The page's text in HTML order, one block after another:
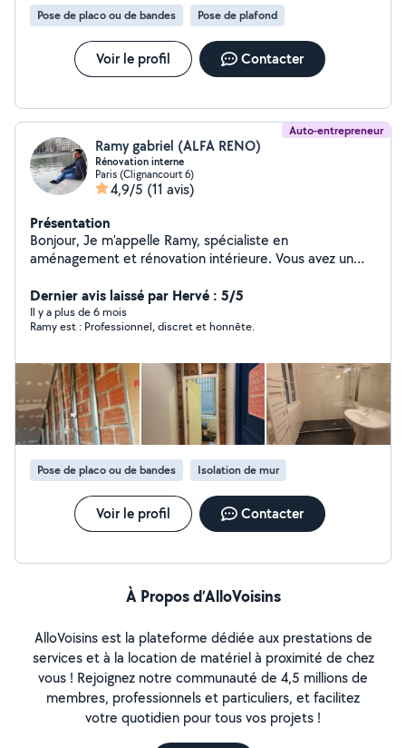
Pose de placo ou de bandes Pose de plafond
Voir le profil Contacter
Auto-entrepreneur
Ramy gabriel (ALFA RENO)
Rénovation interne
Paris (Clignancourt 6)
4,9/5 (11 avis)
Présentation
Bonjour, Je m'appelle Ramy, spécialiste en
aménagement et rénovation intérieure. Vous avez un
? N'hésitez pas à me contacter. Je serai ravi de
répondre à toutes vos questions et de vous
accompagner dans la réalisation de vos projets. Merci
Dernier avis laissé par Hervé : 5/5
Il y a plus de 6 mois
Ramy est : Professionnel, discret et honnête.
Pose de placo ou de bandes Isolation de mur
Voir le profil Contacter
À Propos d’AlloVoisins
AlloVoisins est la plateforme dédiée aux prestations de
services et à la location de matériel à proximité de chez
vous ! Rejoignez notre communauté de 4,5 millions de
membres, professionnels et particuliers, et facilitez
votre quotidien pour tous vos projets !